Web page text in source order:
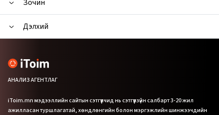
Зочин
Дэлхий
АНАЛИЗ АГЕНТЛАГ
iToim.mn мэдээллийн сайтын сэтгүүлчид нь сэтгүүлзүйн салбарт 3-20 жил
ажилласан туршлагатай, хөндлөнгийн болон мэргэжлийн шинжээчдийн